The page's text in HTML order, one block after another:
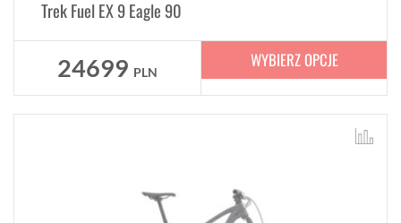
Trek Fuel EX 9 Eagle 90
24699 PLN
WYBIERZ OPCJE